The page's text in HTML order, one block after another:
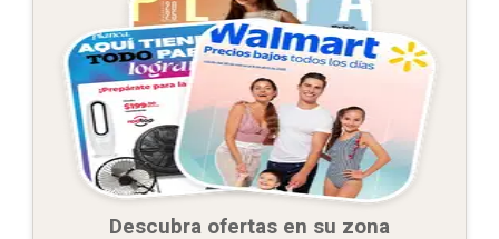
Descubra ofertas en su zona